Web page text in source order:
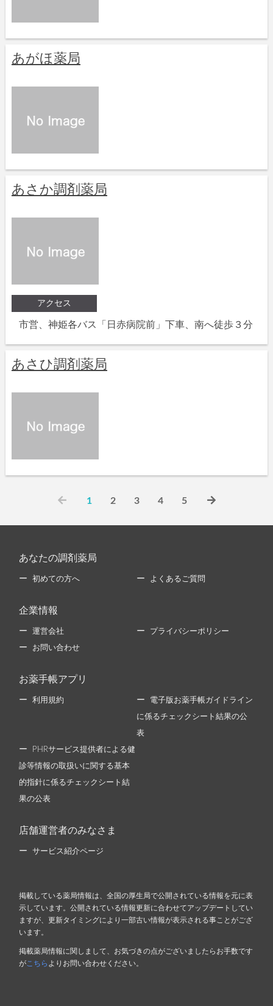
あがほ薬局
あさか調剤薬局
アクセス
市営、神姫各バス「日赤病院前」下車、南へ徒歩３分
あさひ調剤薬局
1 2 3 4 5
あなたの調剤薬局
初めての方へ よくあるご質問
企業情報
運営会社 プライバシーポリシー
お問い合わせ
お薬手帳アプリ
利用規約 電子版お薬手帳ガイドライン
に係るチェックシート結果の公
表
PHRサービス提供者による健
診等情報の取扱いに関する基本
的指針に係るチェックシート結
果の公表
店舗運営者のみなさま
サービス紹介ページ
掲載している薬局情報は、全国の厚生局で公開されている情報を元に表
示しています。公開されている情報更新に合わせてアップデートしてい
ますが、更新タイミングにより一部古い情報が表示される事ことがござ
います。
掲載薬局情報に関しまして、お気づきの点がございましたらお手数です
が こちら よりお問い合わせください。